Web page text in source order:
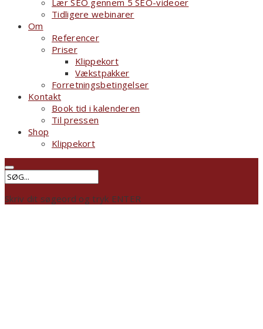
Tidligere webinarer
Om
Referencer
Priser
Klippekort
Vækstpakker
Forretningsbetingelser
Kontakt
Book tid i kalenderen
Til pressen
Shop
Klippekort
Skriv dit søgeord og tryk ENTER